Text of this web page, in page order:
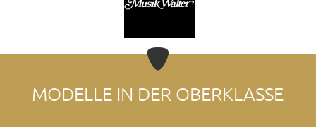
MODELLE IN DER OBER­KLASSE